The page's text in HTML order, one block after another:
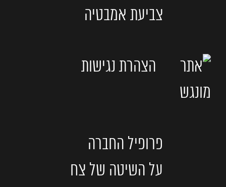
צביעת אמבטיה
הצהרת נגישות
פרופיל החברה
על השיטה של צח